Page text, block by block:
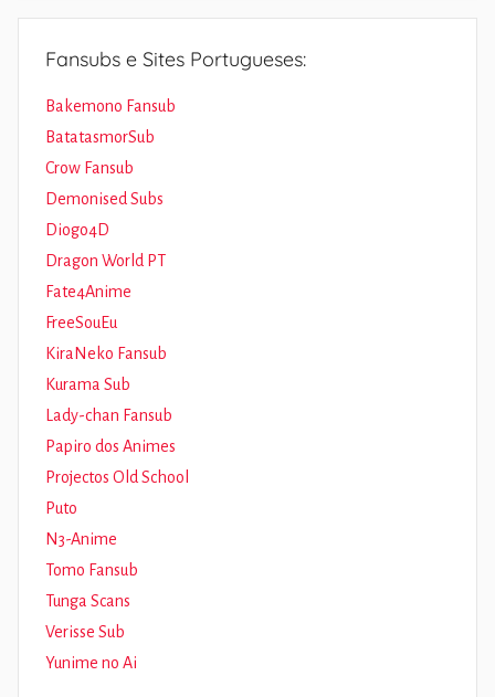
Fansubs e Sites Portugueses:
Bakemono Fansub
BatatasmorSub
Crow Fansub
Demonised Subs
Diogo4D
Dragon World PT
Fate4Anime
FreeSouEu
KiraNeko Fansub
Kurama Sub
Lady-chan Fansub
Papiro dos Animes
Projectos Old School
Puto
N3-Anime
Tomo Fansub
Tunga Scans
Verisse Sub
Yunime no Ai